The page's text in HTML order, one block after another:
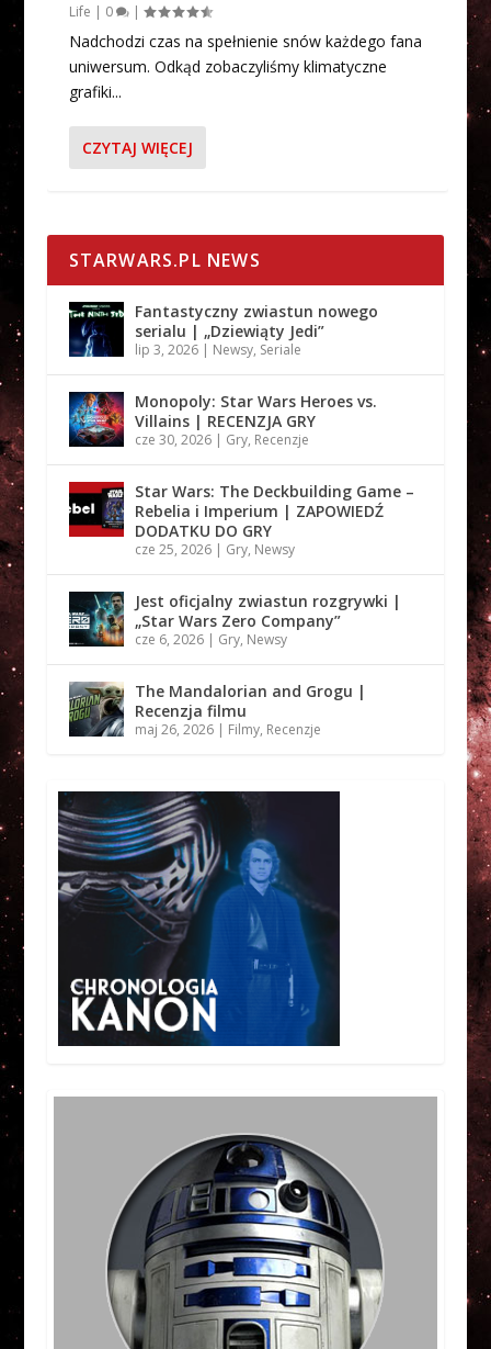
Life | 0 |
Nadchodzi czas na spełnienie snów każdego fana
uniwersum. Odkąd zobaczyliśmy klimatyczne
grafiki...
CZYTAJ WIĘCEJ
STARWARS.PL NEWS
Fantastyczny zwiastun nowego
serialu | „Dziewiąty Jedi”
lip 3, 2026| Newsy, Seriale
Monopoly: Star Wars Heroes vs.
Villains | RECENZJA GRY
cze 30, 2026| Gry, Recenzje
Star Wars: The Deckbuilding Game –
Rebelia i Imperium | ZAPOWIEDŹ
DODATKU DO GRY
cze 25, 2026| Gry, Newsy
Jest oficjalny zwiastun rozgrywki |
„Star Wars Zero Company”
cze 6, 2026| Gry, Newsy
The Mandalorian and Grogu |
Recenzja filmu
maj 26, 2026| Filmy, Recenzje